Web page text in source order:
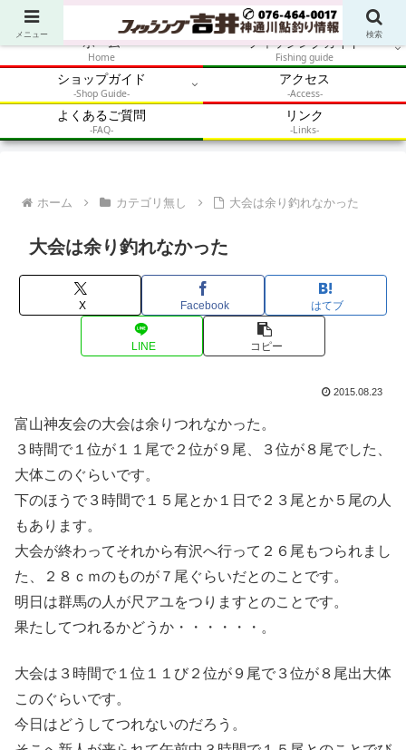
アウトドア・釣り・鮎・自然体験を加速させるメディア
ホーム
Home
フィッシングガイド
Fishing guide
ショップガイド
-Shop Guide-
アクセス
-Access-
よくあるご質問
-FAQ-
リンク
-Links-
ホーム カテゴリ無し 大会は余り釣れなかった
大会は余り釣れなかった
X Facebook はてブ
LINE コピー
2015.08.23
富山神友会の大会は余りつれなかった。
３時間で１位が１１尾で２位が９尾、３位が８尾でした、
大体このぐらいです。
下のほうで３時間で１５尾とか１日で２３尾とか５尾の人
もあります。
大会が終わってそれから有沢へ行って２６尾もつられまし
た、２８ｃｍのものが７尾ぐらいだとのことです。
明日は群馬の人が尺アユをつりますとのことです。
果たしてつれるかどうか・・・・・・。
大会は３時間で１位１１び２位が９尾で３位が８尾出大体
このぐらいです。
今日はどうしてつれないのだろう。
メニュー 検索